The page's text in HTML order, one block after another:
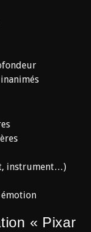
instrument…)
« Pixar